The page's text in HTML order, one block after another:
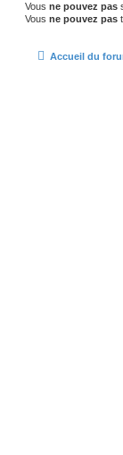
Vous ne pouvez pas
Vous ne pouvez pas
Accueil du